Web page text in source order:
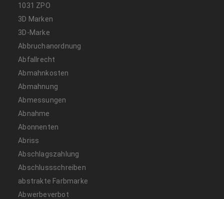
1031 ZPO
3D Marken
3D-Marke
Abbruchanordnung
Abfallrecht
Abmahnkosten
Abmahnung
Abmessungen
Abnahme
Abonnenten
Abriss
Abschlagszahlung
Abschlussschreiben
abstrakte Farbmarke
Abwerbeverbot